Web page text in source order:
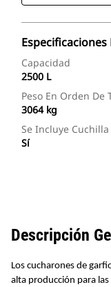
Capacidad
2500 L
Peso En Orden De
3064 kg
Se Incluye
Sí
Descripción
Los cucharones de
alta producción para